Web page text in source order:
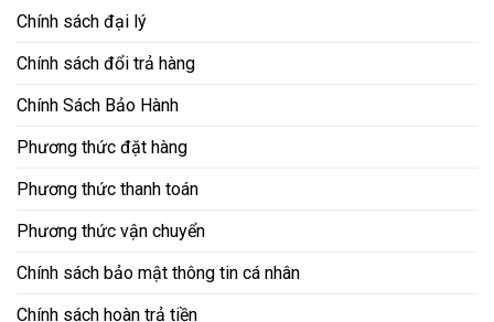
Chính sách đại lý
Chính sách đổi trả hàng
Chính Sách Bảo Hành
Phương thức đặt hàng
Phương thức thanh toán
Phương thức vận chuyển
Chính sách bảo mật thông tin cá nhân
Chính sách hoàn trả tiền